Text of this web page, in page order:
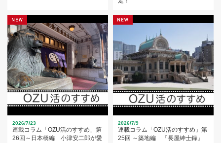
2026/7/23
連載コラム「OZU活のすすめ」第
26回～日本橋編 小津安二郎が愛
2026/7/9
連載コラム「OZU活のすすめ」第
25回 ～築地編 『長屋紳士録』